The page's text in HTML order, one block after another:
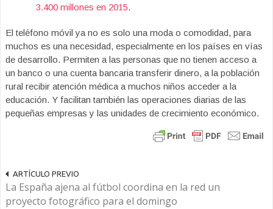
3.400 millones en 2015.
El teléfono móvil ya no es solo una moda o comodidad, para
muchos es una necesidad, especialmente en los países en vías
de desarrollo. Permiten a las personas que no tienen acceso a
un banco o una cuenta bancaria transferir dinero, a la población
rural recibir atención médica a muchos niños acceder a la
educación. Y facilitan también las operaciones diarias de las
pequeñas empresas y las unidades de crecimiento económico.
ARTÍCULO PREVIO
La España ajena al fútbol coordina en la red un
proyecto fotográfico para el domingo